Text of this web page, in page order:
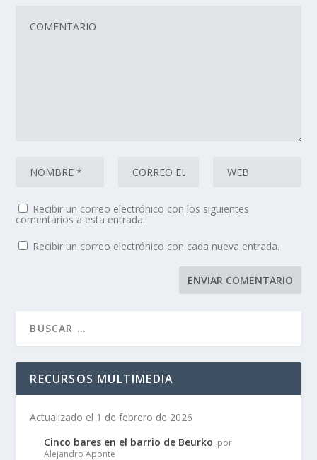
Recibir un correo electrónico con los siguientes
comentarios a esta entrada.
Recibir un correo electrónico con cada nueva entrada.
RECURSOS MULTIMEDIA
Actualizado el 1 de febrero de 2026
Cinco bares en el barrio de Beurko, por
Alejandro Aponte